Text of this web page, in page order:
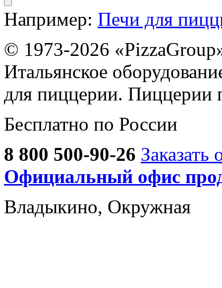
Например: Печи для
© 1973-2026
Итальянское
для пиццерии. Пиццерии
Бесплатно по России
8 800 500-90-26 Заказать
Официальный офис
Владыкино, Окружная